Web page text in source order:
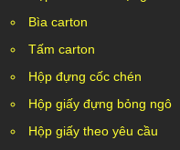
Bìa carton
Tấm carton
Hộp đựng cốc chén
Hộp giấy đựng bỏng ngô
Hộp giấy theo yêu cầu